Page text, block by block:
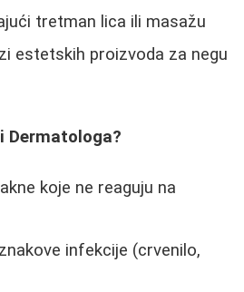
tretman lica ili masažu
estetskih proizvoda za negu
Dermatologa?
koje ne reaguju na
infekcije (crvenilo,